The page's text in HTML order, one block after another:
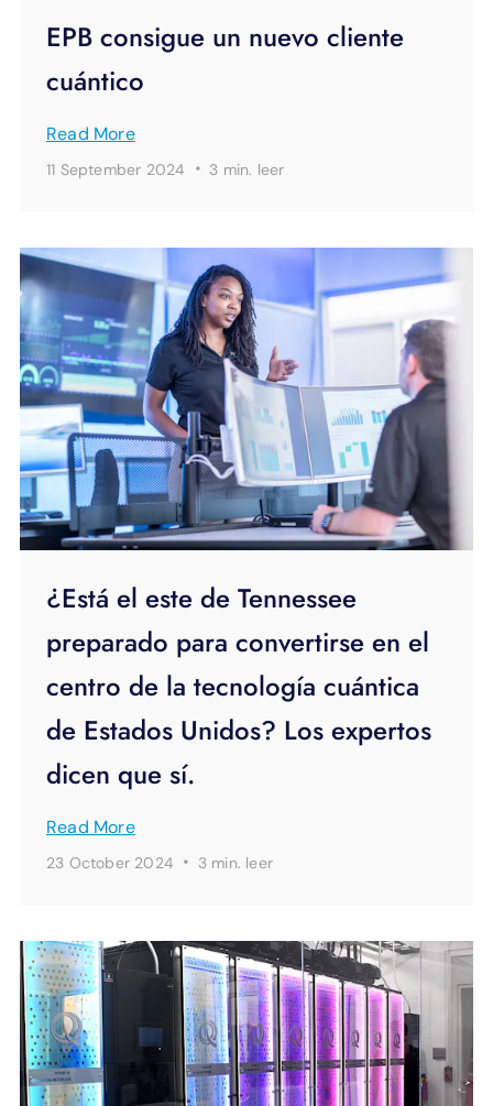
EPB consigue un nuevo cliente
cuántico
Read More
11 September 2024 · 3 min. leer
¿Está el este de Tennessee
preparado para convertirse en el
centro de la tecnología cuántica
de Estados Unidos? Los expertos
dicen que sí.
Read More
23 October 2024 · 3 min. leer